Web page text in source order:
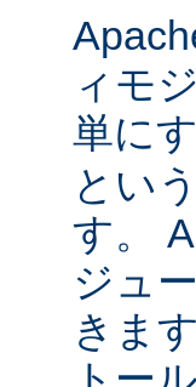
ィモ
単に
とい
す。
ジュ
きま